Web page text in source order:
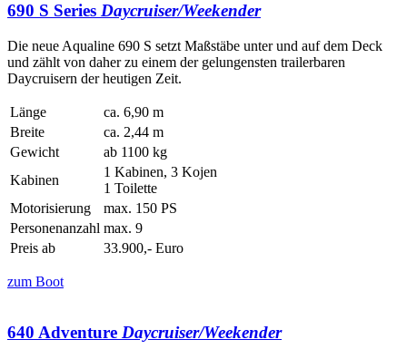
690 S Series Daycruiser/Weekender
Die neue Aqualine 690 S setzt Maßstäbe unter und auf dem Deck
und zählt von daher zu einem der gelungensten trailerbaren
Daycruisern der heutigen Zeit.
Länge
ca. 6,90 m
Breite
ca. 2,44 m
Gewicht
ab 1100 kg
Kabinen
1 Kabinen, 3 Kojen
1 Toilette
Motorisierung
max. 150 PS
Personenanzahl max. 9
Preis ab
33.900,- Euro
zum Boot
640 Adventure Daycruiser/Weekender